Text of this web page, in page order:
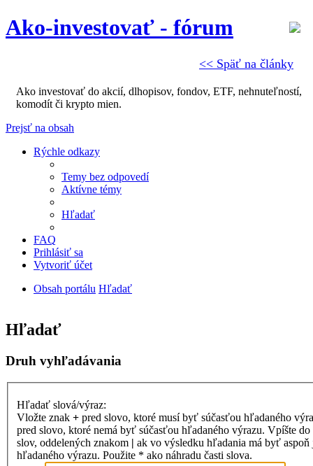
<< Späť na články
Ako-investovať - fórum
Ako investovať do akcií, dlhopisov, fondov, ETF, nehnuteľností,
komodít či krypto mien.
Prejsť na obsah
Rýchle odkazy
Temy bez odpovedí
Aktívne témy
Hľadať
FAQ
Prihlásiť sa
Vytvoriť účet
Obsah portálu Hľadať
Hľadať
Druh vyhľadávania
Hľadať slová/výraz:
Vložte znak + pred slovo, ktoré musí byť súčasťou hľadaného
pred slovo, ktoré nemá byť súčasťou hľadaného výrazu. Vpíšte
slov, oddelených znakom | ak vo výsledku hľadania má byť aspoň
hľadaného výrazu. Použite * ako náhradu časti slova.